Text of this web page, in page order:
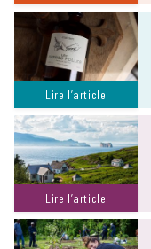
Lire l’article
Lire l’article